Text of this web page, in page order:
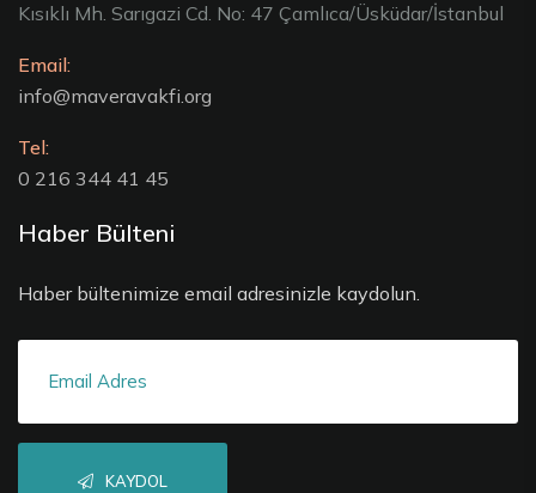
Kısıklı Mh. Sarıgazi Cd. No: 47 Çamlıca/Üsküdar/İstanbul
Email:
info@maveravakfi.org
Tel:
0 216 344 41 45
Haber Bülteni
Haber bültenimize email adresinizle kaydolun.
KAYDOL